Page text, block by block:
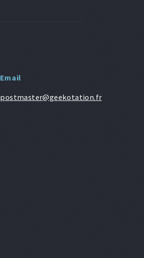
Email
postmaster@geekotation.fr